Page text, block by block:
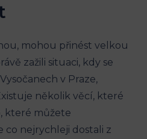
mohou přinést velkou
zažili situaci, kdy se
v Praze,
několik věcí, které
které můžete
co nejrychleji dostali z